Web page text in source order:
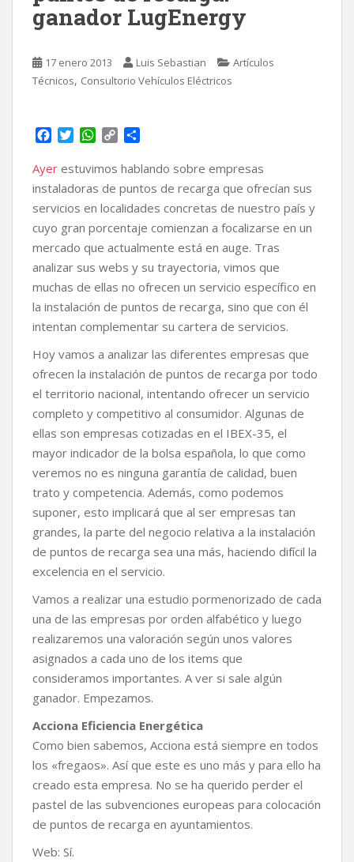
ganador LugEnergy
17 enero 2013 Luis Sebastian
Artículos
Técnicos, Consultorio Vehículos Eléctricos
c
e
b
o
o
k
i
t
t
e
r
W
a
t
s
A
p
p
p
y
L
i
n
k
m
p
a
r
t
i
r
Ayer estuvimos hablando sobre empresas
instaladoras de puntos de recarga que ofrecían sus
servicios en localidades concretas de nuestro país y
cuyo gran porcentaje comienzan a focalizarse en un
mercado que actualmente está en auge. Tras
analizar sus webs y su trayectoria, vimos que
muchas de ellas no ofrecen un servicio específico en
la instalación de puntos de recarga, sino que con él
intentan complementar su cartera de servicios.
Hoy vamos a analizar las diferentes empresas que
ofrecen la instalación de puntos de recarga por todo
el territorio nacional, intentando ofrecer un servicio
completo y competitivo al consumidor. Algunas de
ellas son empresas cotizadas en el IBEX-35, el
mayor indicador de la bolsa española, lo que como
veremos no es ninguna garantía de calidad, buen
trato y competencia. Además, como podemos
suponer, esto implicará que al ser empresas tan
grandes, la parte del negocio relativa a la instalación
de puntos de recarga sea una más, haciendo difícil la
excelencia en el servicio.
Vamos a realizar una estudio pormenorizado de cada
una de las empresas por orden alfabético y luego
realizaremos una valoración según unos valores
asignados a cada uno de los items que
consideramos importantes. A ver si sale algún
ganador. Empezamos.
Acciona Eficiencia Energética
Como bien sabemos, Acciona está siempre en todos
los «fregaos». Así que este es uno más y para ello ha
creado esta empresa. No se ha querido perder el
pastel de las subvenciones europeas para colocación
de puntos de recarga en ayuntamientos.
Web: Sí.